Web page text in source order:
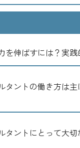
を伸ばすには？実践
タントの働き方は
タントにとって大